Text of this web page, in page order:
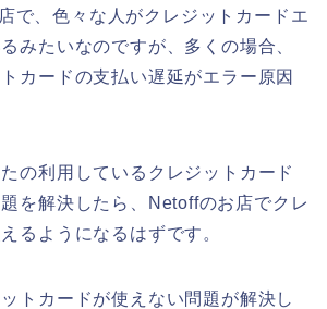
で、色々な人がクレジットカードエ
みたいなのですが、多くの場合、
カードの支払い遅延がエラー原因
の利用しているクレジットカード
を解決したら、Netoffのお店でクレ
るようになるはずです。
トカードが使えない問題が解決し